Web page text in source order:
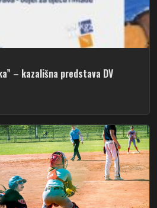
– kazališna predstava DV